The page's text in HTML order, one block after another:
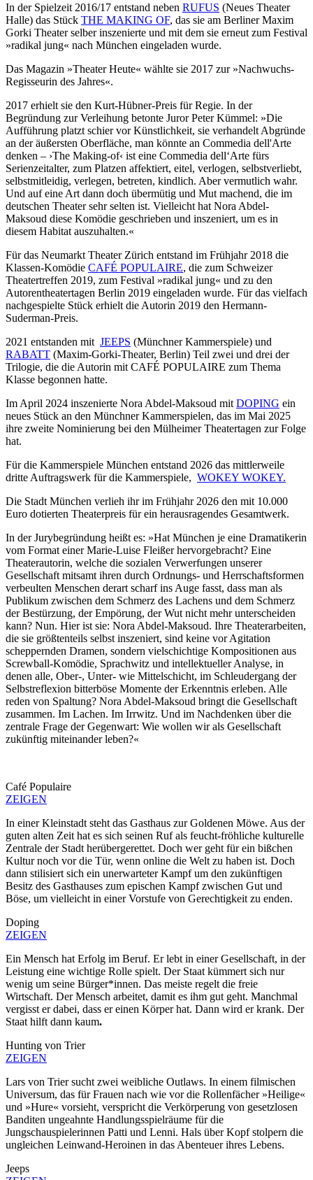
In der Spielzeit 2016/17 entstand neben RUFUS (Neues Theater
Halle) das Stück THE MAKING OF, das sie am Berliner Maxim
Gorki Theater selber inszenierte und mit dem sie erneut zum Festival
»radikal jung« nach München eingeladen wurde.
Das Magazin »Theater Heute« wählte sie 2017 zur »Nachwuchs-
Regisseurin des Jahres«.
2017 erhielt sie den Kurt-Hübner-Preis für Regie. In der
Begründung zur Verleihung betonte Juror Peter Kümmel: »Die
Aufführung platzt schier vor Künstlichkeit, sie verhandelt Abgründe
an der äußersten Oberfläche, man könnte an Commedia dell'Arte
denken – ›The Making-of‹ ist eine Commedia dell‘Arte fürs
Serienzeitalter, zum Platzen affektiert, eitel, verlogen, selbstverliebt,
selbstmitleidig, verlegen, betreten, kindlich. Aber vermutlich wahr.
Und auf eine Art dann doch übermütig und Mut machend, die im
deutschen Theater sehr selten ist. Vielleicht hat Nora Abdel-
Maksoud diese Komödie geschrieben und inszeniert, um es in
diesem Habitat auszuhalten.«
Für das Neumarkt Theater Zürich entstand im Frühjahr 2018 die
Klassen-Komödie CAFÉ POPULAIRE, die zum Schweizer
Theatertreffen 2019, zum Festival »radikal jung« und zu den
Autorentheatertagen Berlin 2019 eingeladen wurde. Für das vielfach
nachgespielte Stück erhielt die Autorin 2019 den Hermann-
Suderman-Preis.
2021 entstanden mit JEEPS (Münchner Kammerspiele) und
RABATT (Maxim-Gorki-Theater, Berlin) Teil zwei und drei der
Trilogie, die die Autorin mit CAFÉ POPULAIRE zum Thema
Klasse begonnen hatte.
Im April 2024 inszenierte Nora Abdel-Maksoud mit DOPING ein
neues Stück an den Münchner Kammerspielen, das im Mai 2025
ihre zweite Nominierung bei den Mülheimer Theatertagen zur Folge
hat.
Für die Kammerspiele München entstand 2026 das mittlerweile
dritte Auftragswerk für die Kammerspiele, WOKEY WOKEY.
Die Stadt München verlieh ihr im Frühjahr 2026 den mit 10.000
Euro dotierten Theaterpreis für ein herausragendes Gesamtwerk.
In der Jurybegründung heißt es: »Hat München je eine Dramatikerin
vom Format einer Marie-Luise Fleißer hervorgebracht? Eine
Theaterautorin, welche die sozialen Verwerfungen unserer
Gesellschaft mitsamt ihren durch Ordnungs- und Herrschaftsformen
verbeulten Menschen derart scharf ins Auge fasst, dass man als
Publikum zwischen dem Schmerz des Lachens und dem Schmerz
der Bestürzung, der Empörung, der Wut nicht mehr unterscheiden
kann? Nun. Hier ist sie: Nora Abdel-Maksoud. Ihre Theaterarbeiten,
die sie größtenteils selbst inszeniert, sind keine vor Agitation
scheppernden Dramen, sondern vielschichtige Kompositionen aus
Screwball-Komödie, Sprachwitz und intellektueller Analyse, in
denen alle, Ober-, Unter- wie Mittelschicht, im Schleudergang der
Selbstreflexion bitterböse Momente der Erkenntnis erleben. Alle
reden von Spaltung? Nora Abdel-Maksoud bringt die Gesellschaft
zusammen. Im Lachen. Im Irrwitz. Und im Nachdenken über die
zentrale Frage der Gegenwart: Wie wollen wir als Gesellschaft
zukünftig miteinander leben?«
Café Populaire
ZEIGEN
In einer Kleinstadt steht das Gasthaus zur Goldenen Möwe. Aus der
guten alten Zeit hat es sich seinen Ruf als feucht-fröhliche kulturelle
Zentrale der Stadt herübergerettet. Doch wer geht für ein bißchen
Kultur noch vor die Tür, wenn online die Welt zu haben ist. Doch
dann stilisiert sich ein unerwarteter Kampf um den zukünftigen
Besitz des Gasthauses zum epischen Kampf zwischen Gut und
Böse, um vielleicht in einer Vorstufe von Gerechtigkeit zu enden.
Doping
ZEIGEN
Ein Mensch hat Erfolg im Beruf. Er lebt in einer Gesellschaft, in der
Leistung eine wichtige Rolle spielt. Der Staat kümmert sich nur
wenig um seine Bürger*innen. Das meiste regelt die freie
Wirtschaft. Der Mensch arbeitet, damit es ihm gut geht. Manchmal
vergisst er dabei, dass er einen Körper hat. Dann wird er krank. Der
Staat hilft dann kaum.
Hunting von Trier
ZEIGEN
Lars von Trier sucht zwei weibliche Outlaws. In einem filmischen
Universum, das für Frauen nach wie vor die Rollenfächer »Heilige«
und »Hure« vorsieht, verspricht die Verkörperung von gesetzlosen
Banditen ungeahnte Handlungsspielräume für die
Jungschauspielerinnen Patti und Lenni. Hals über Kopf stolpern die
ungleichen Leinwand-Heroinen in das Abenteuer ihres Lebens.
Jeeps